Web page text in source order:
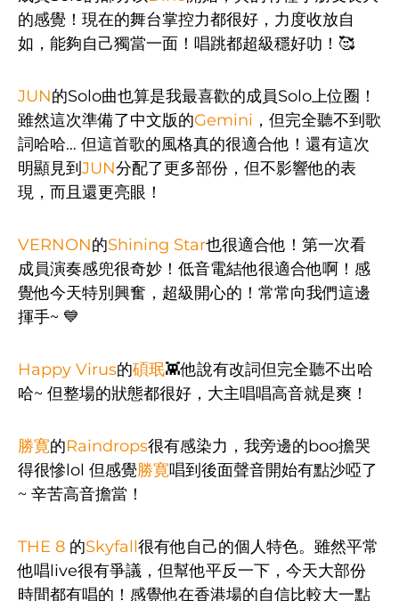
的感覺！現在的舞台掌控力都很好，力度收放自
如，能夠自己獨當一面！唱跳都超級穩好叻！🥰
JUN的Solo曲也算是我最喜歡的成員Solo上位圈！
雖然這次準備了中文版的Gemini ，但完全聽不到歌
詞哈哈… 但這首歌的風格真的很適合他！還有這次
明顯見到 JUN分配了更多部份，但不影響他的表
現，而且還更亮眼！
VERNON的Shining Star也很適合他！第一次看
成員演奏感兜很奇妙！低音電結他很適合他啊！感
覺他今天特別興奮，超級開心的！常常向我們這邊
揮手~ 💙
Happy Virus的碩珉👾他說有改詞但完全聽不出哈
哈~ 但整場的狀態都很好，大主唱唱高音就是爽！
勝寛的Raindrops很有感染力，我旁邊的boo擔哭
得很慘lol 但感覺勝寛唱到後面聲音開始有點沙啞了
~ 辛苦高音擔當！
THE 8 的Skyfall很有他自己的個人特色。雖然平常
他唱live很有爭議，但幫他平反一下，今天大部份
時間都有唱的！感覺他在香港場的自信比較大一點